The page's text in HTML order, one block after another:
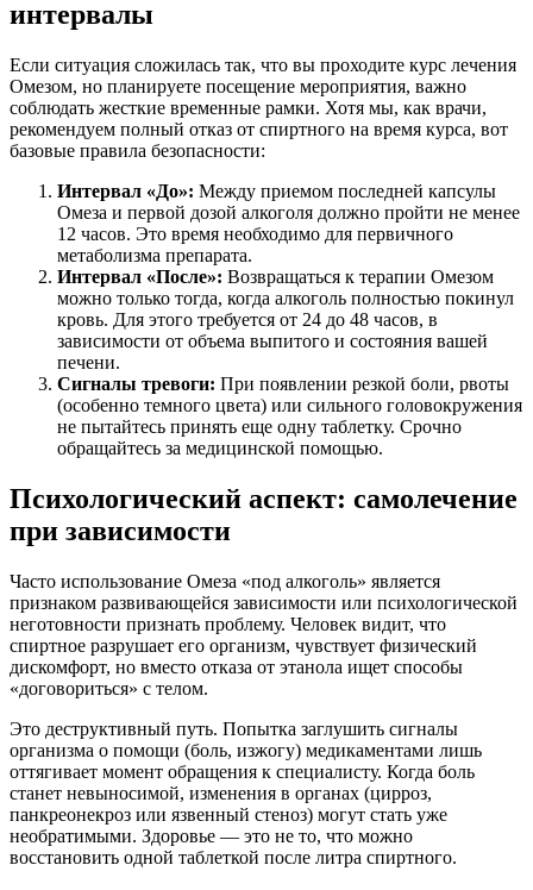
интервалы
Если ситуация сложилась так, что вы проходите курс лечения
Омезом, но планируете посещение мероприятия, важно
соблюдать жесткие временные рамки. Хотя мы, как врачи,
рекомендуем полный отказ от спиртного на время курса, вот
базовые правила безопасности:
Интервал «До»: Между приемом последней капсулы
Омеза и первой дозой алкоголя должно пройти не менее
12 часов. Это время необходимо для первичного
метаболизма препарата.
Интервал «После»: Возвращаться к терапии Омезом
можно только тогда, когда алкоголь полностью покинул
кровь. Для этого требуется от 24 до 48 часов, в
зависимости от объема выпитого и состояния вашей
печени.
Сигналы тревоги: При появлении резкой боли, рвоты
(особенно темного цвета) или сильного головокружения
не пытайтесь принять еще одну таблетку. Срочно
обращайтесь за медицинской помощью.
Психологический аспект: самолечение
при зависимости
Часто использование Омеза «под алкоголь» является
признаком развивающейся зависимости или психологической
неготовности признать проблему. Человек видит, что
спиртное разрушает его организм, чувствует физический
дискомфорт, но вместо отказа от этанола ищет способы
«договориться» с телом.
Это деструктивный путь. Попытка заглушить сигналы
организма о помощи (боль, изжогу) медикаментами лишь
оттягивает момент обращения к специалисту. Когда боль
станет невыносимой, изменения в органах (цирроз,
панкреонекроз или язвенный стеноз) могут стать уже
необратимыми. Здоровье — это не то, что можно
восстановить одной таблеткой после литра спиртного.